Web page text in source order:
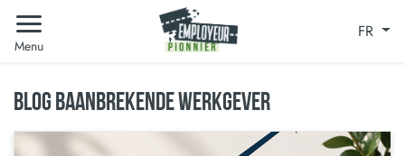
Menu
FR
BLOG BAANBREKENDE WERKGEVER